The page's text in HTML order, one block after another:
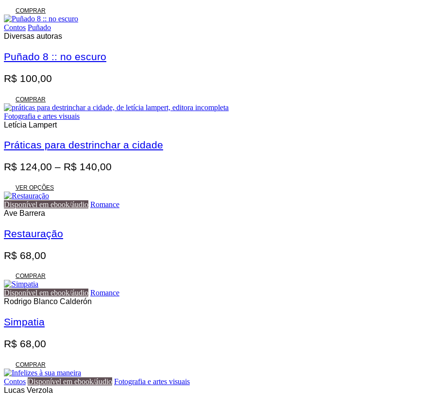
era:
R$ 62,00.
COMPRAR
Contos Puñado
Diversas autoras
Puñado 8 :: no escuro
R$ 100,00
COMPRAR
Fotografia e artes visuais
Letícia Lampert
Práticas para destrinchar a cidade
R$ 124,00 – R$ 140,00
R$ 124,00
VER OPÇÕES
tem
do
produto
Disponível em ebook/áudio Romance
Ave Barrera
Restauração
R$ 68,00
COMPRAR
Disponível em ebook/áudio Romance
Rodrigo Blanco Calderón
Simpatia
R$ 68,00
COMPRAR
Contos Disponível em ebook/áudio Fotografia e artes visuais
Lucas Verzola